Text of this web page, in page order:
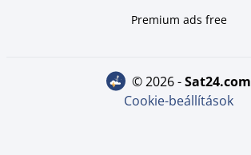
Premium ads free
© 2026 - sat24.com
Cookie-beállítások